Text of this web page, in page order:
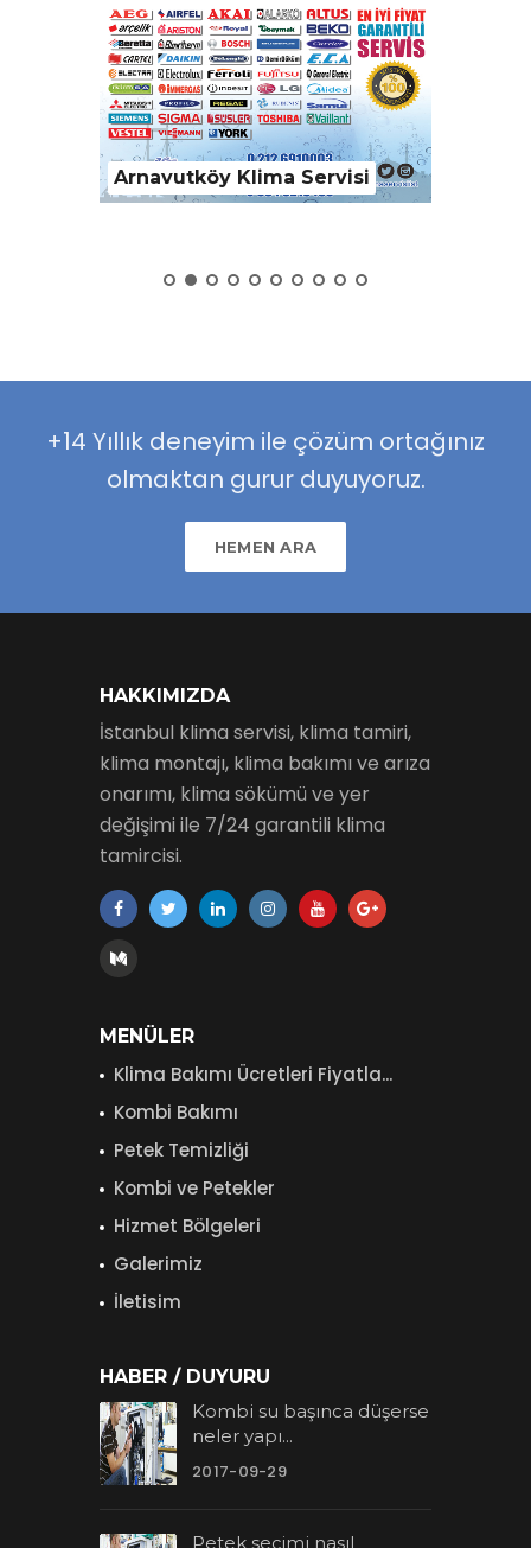
Arnavutköy Klima Servisi
+14 Yıllık deneyim ile çözüm ortağınız
olmaktan gurur duyuyoruz.
HEMEN ARA
HAKKIMIZDA
İstanbul klima servisi, klima tamiri,
klima montajı, klima bakımı ve arıza
onarımı, klima sökümü ve yer
değişimi ile 7/24 garantili klima
tamircisi.
MENÜLER
Klima Bakımı Ücretleri Fiyatla...
Kombi Bakımı
Petek Temizliği
Kombi ve Petekler
Hizmet Bölgeleri
Galerimiz
İletisim
HABER / DUYURU
Kombi su başınca düşerse
neler yapı...
2017-09-29
Petek seçimi nasıl